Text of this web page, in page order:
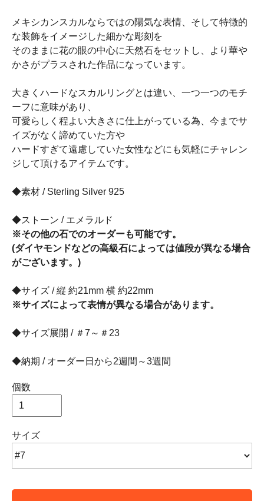
メキシカンスカルならではの陽気な表情、そして特徴的
な装飾をイメージした細かな彫刻を
そのままに花の眼の中心に天然石をセットし、より華や
かさがプラスされた作品になっています。
大きくハードなスカルリングとは違い、一つ一つのモチ
ーフに意味があり、
可愛らしく程よい大きさに仕上がっている為、今までサ
イズがなく諦めていた方や
ハードすぎて遠慮していた女性などにも気軽にチャレン
ジして頂けるアイテムです。
◆素材 / Sterling Silver 925
◆ストーン / エメラルド
※その他の石でのオーダーも可能です。
(ダイヤモンドなどの高級石によっては値段が異なる場合
がございます。)
◆サイズ / 縦 約21mm 横 約22mm
※サイズによって表情が異なる場合があります。
◆サイズ展開 / ＃7～＃23
◆納期 / オーダー日から2週間～3週間
個数
サイズ